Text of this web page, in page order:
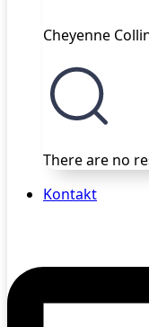
Cheyenne
There are no
Kontakt